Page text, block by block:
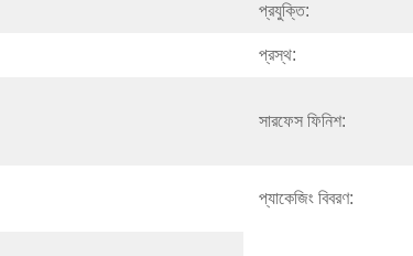
প্রযুক্তি:
প্রস্থ:
সারফেস ফিনিশ:
প্যাকেজিং বিবরণ: